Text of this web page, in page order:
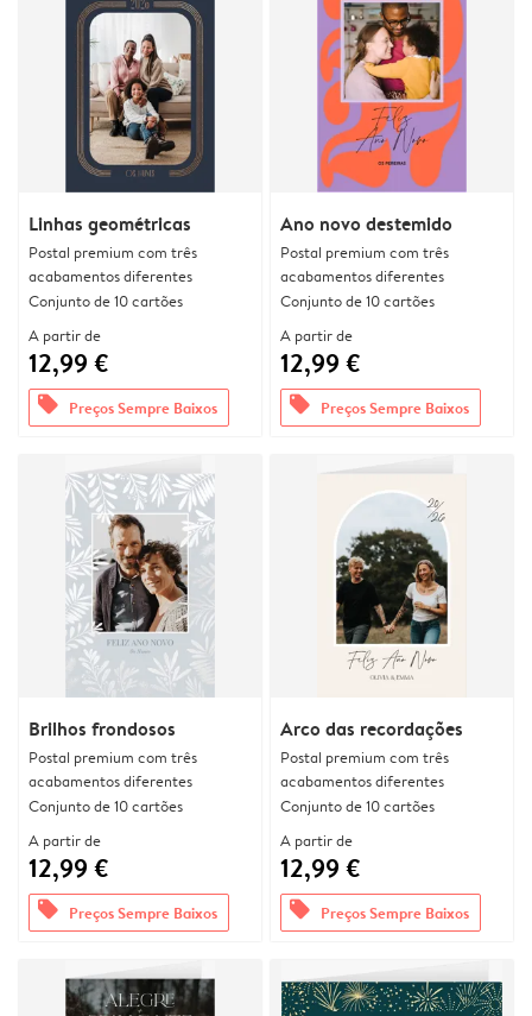
Linhas geométricas
Postal premium com três
acabamentos diferentes
Conjunto de 10 cartões
A partir de
12,99 €
offers Preços Sempre Baixos
Ano novo destemido
Postal premium com três
acabamentos diferentes
Conjunto de 10 cartões
A partir de
12,99 €
offers Preços Sempre Baixos
Brilhos frondosos
Postal premium com três
acabamentos diferentes
Conjunto de 10 cartões
A partir de
12,99 €
offers Preços Sempre Baixos
Arco das recordações
Postal premium com três
acabamentos diferentes
Conjunto de 10 cartões
A partir de
12,99 €
offers Preços Sempre Baixos